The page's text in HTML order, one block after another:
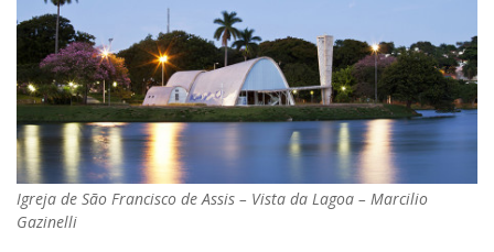
Igreja de São Francisco de Assis – Vista da Lagoa – Marcilio
Gazinelli